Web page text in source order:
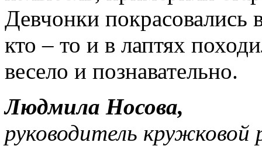
Девчонки покрасовались
кто – то и в лаптях
весело и познавательно.
Людмила Носова,
руководитель